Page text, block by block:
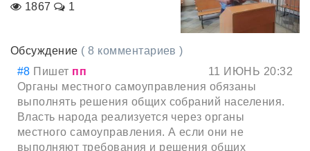
1867
1
Обсуждение ( 8 комментариев )
#8 Пишет пп
11 ИЮНЬ 20:32
Органы местного самоуправления обязаны
выполнять решения общих собраний населения.
Власть народа реализуется через органы
местного самоуправления. А если они не
выполняют требования и решения общих